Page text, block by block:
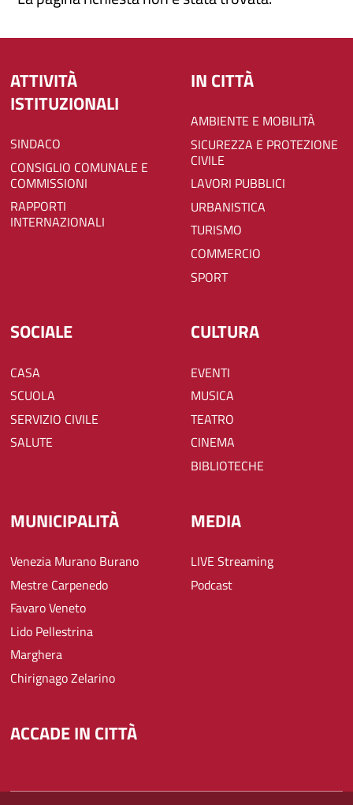
ATTIVITÀ
ISTITUZIONALI
SINDACO
CONSIGLIO COMUNALE E
COMMISSIONI
RAPPORTI
INTERNAZIONALI
IN CITTÀ
AMBIENTE E MOBILITÀ
SICUREZZA E PROTEZIONE
CIVILE
LAVORI PUBBLICI
URBANISTICA
TURISMO
COMMERCIO
SPORT
SOCIALE
CASA
SCUOLA
SERVIZIO CIVILE
SALUTE
CULTURA
EVENTI
MUSICA
TEATRO
CINEMA
BIBLIOTECHE
MUNICIPALITÀ
Venezia Murano Burano
Mestre Carpenedo
Favaro Veneto
Lido Pellestrina
Marghera
Chirignago Zelarino
MEDIA
LIVE Streaming
Podcast
ACCADE IN CITTÀ